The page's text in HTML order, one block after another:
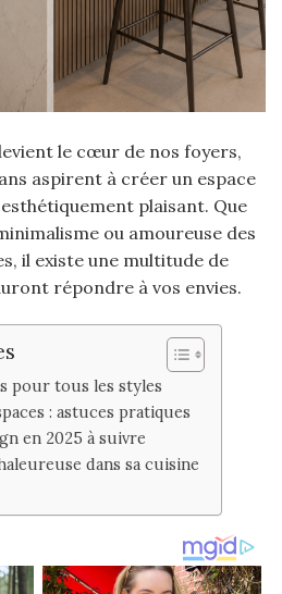
le cœur de nos foyers,
aspirent à créer un espace
plaisant. Que
ou amoureuse des
il existe une multitude de
répondre à vos envies.
pour tous les styles
: astuces pratiques
en 2025 à suivre
dans sa cuisine